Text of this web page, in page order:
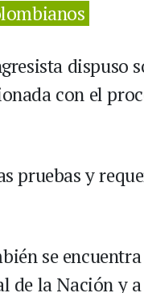
con el
pruebas y
se
de la Nación y